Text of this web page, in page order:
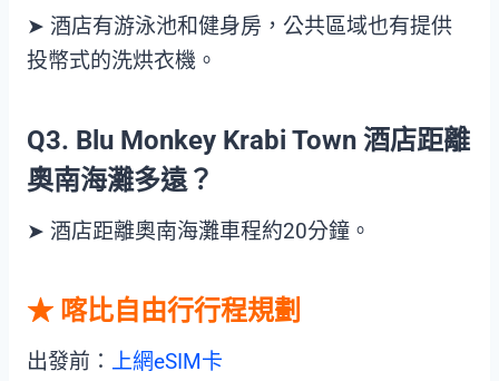
➤ 酒店有游泳池和健身房，公共區域也有提供
投幣式的洗烘衣機。
Q3. Blu Monkey Krabi Town 酒店距離
奧南海灘多遠？
➤ 酒店距離奧南海灘車程約20分鐘。
★ 喀比自由行行程規劃
出發前： 上網eSIM卡